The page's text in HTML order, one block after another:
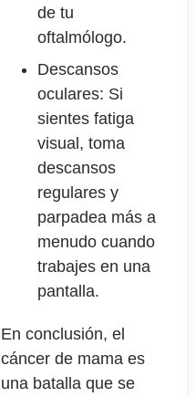
de tu
oftalmólogo.
Descansos
oculares: Si
sientes fatiga
visual, toma
descansos
regulares y
parpadea más a
menudo cuando
trabajes en una
pantalla.
En conclusión, el
cáncer de mama es
una batalla que se